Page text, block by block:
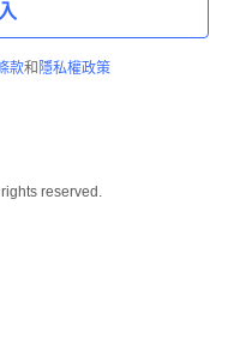
款和 隱私權政策
reserved.